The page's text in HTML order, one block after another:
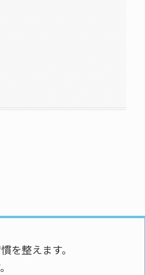
を整えます。